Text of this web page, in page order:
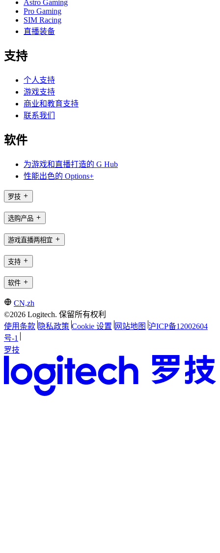
Astro Gaming
Pro Gaming
SIM Racing
直播装备
支持
个人支持
游戏支持
商业和教育支持
联系我们
软件
为游戏和直播打造的 G Hub
性能出色的 Options+
罗技
选购产品
游戏直播两相宜
支持
软件
CN,zh
©2026 Logitech. 保留所有权利
使用条款 隐私政策 Cookie 设置 网站地图 沪ICP备12002604
号-1
罗技